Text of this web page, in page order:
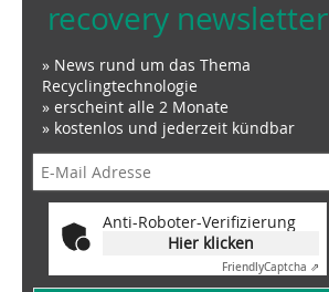
recovery newsletter
» News rund um das Thema
Recyclingtechnologie
» erscheint alle 2 Monate
» kostenlos und jederzeit kündbar
Anti-Roboter-Verifizierung
Hier klicken
FriendlyCaptcha ⇗